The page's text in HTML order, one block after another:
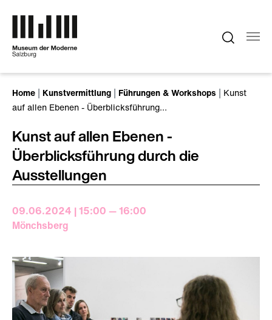
Home Kunstvermittlung Führungen & Workshops
Kunst
auf allen Ebenen - Überblicksführung…
Kunst auf allen Ebenen -
Überblicksführung durch die
Ausstellungen
09.06.2024 | 15:00 — 16:00
Mönchsberg